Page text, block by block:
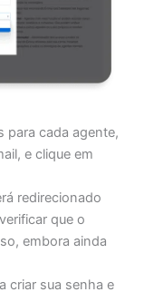
para cada agente,
e clique em
redirecionado
que o
embora ainda
criar sua senha e